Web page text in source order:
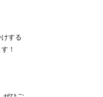
する
！